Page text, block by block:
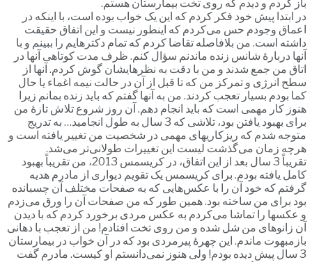
باز کردم و دیدم که روی تخت بیمارستان هستم.
در ابتدا پیش خود فکر کردم که این یک خواب بوده است، با اینکه در
اعماق وجودم حس می‌کردم که اینطور نیست و این اتفاق حقیقت
داشته است. من بلافاصله تقاضا کردم که تمام دکترهایم را ببینم و با
آنها دربارۀ شانس زنده ماندنم سؤال کنم. ظرف مدت کوتاهی آنها در
اتاق من جمع شدند و من با دقت به نظرهایشان گوش کردم. آنها از
سطح انرژی و تمرکز من که تا قبل از آن در حالت نیمه اغماء یا حال
کما بودم بسیار تعجب کردند. من به آنها گفتم که باید زنده بمانم زیرا
هنوز کار مهمی است که باید انجام دهم. آن روز شروع تلاش تازۀ من
برای بهبود یافتن بود، تلاشی که 3 سال به طول انجامید… به تدریج
متوجه شدم که ریزکاریهای مهمی در شخصیت من تغییر یافته است و
هرچه زمان می‌گذشت لیست این تغییرات طولانی‌تر می‌شد.
تقریباً 3 سال بعد از این اتفاق، در کریسمس 2013، من تقریباً بهبود
کامل یافته بودم. برای کریسمس یک تقویم دیواری از مادرم هدیه
گرفتم که خود آن را با عکس‌هایی که به صفحات مختلف آن چسبانده
بود برای من ساخته بود. همین طور که من صفحات آن را ورق می‌زدم
و عکسها را تماشا می‌کردم به عکس مردی برخورد کردم که با دیدن
آن زانوهای من شل شده و من روی تخت افتادم! من از تعجب با دهانی
بازمبهوت ماندم. این چهرۀ پیرمردی بود که در آن خواب در بیمارستان
3 سال پیش دیده بودم! ولی هنوز نمی‌دانستم او کیست. مادرم گفت